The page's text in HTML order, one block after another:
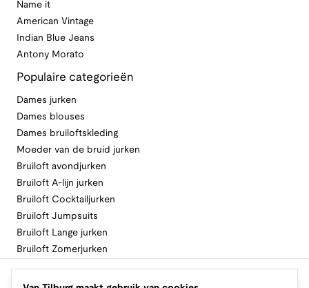
Name it
American Vintage
Indian Blue Jeans
Antony Morato
Populaire categorieën
Dames jurken
Dames blouses
Dames bruiloftskleding
Moeder van de bruid jurken
Bruiloft avondjurken
Bruiloft A-lijn jurken
Bruiloft Cocktailjurken
Bruiloft Jumpsuits
Bruiloft Lange jurken
Bruiloft Zomerjurken